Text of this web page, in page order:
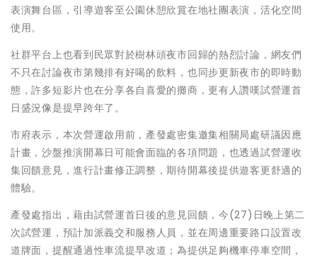
表演舞台區，引導遊客至公園休憩欣賞在地社團表演，活化空間
使用。
社群平台上也看到民眾對於樹林頭夜市回歸的熱烈討論，網友們
不只在討論夜市第幾排有好喝的飲料，也同步更新夜市的即時動
態，許多短影片也在分享各自喜愛的攤商，更有人讚嘆試營運首
日盛況像是提早跨年了。
市府表示，本次營運啟用前，產發處密集邀集相關局處研議因應
計畫，沙盤推演開幕日可能會面臨的各項問題，也透過試營運收
集回饋意見，進行計畫修正調整，期待開幕後提供遊客更舒適的
體驗。
產發處指出，藉由試營運首日後的意見回饋，今(27)日晚上第二
次試營運，預計加派義交和服務人員，並在周邊重要路口設置改
道牌面，提醒通過性車流提早改道；為提供足夠機車停車空間，